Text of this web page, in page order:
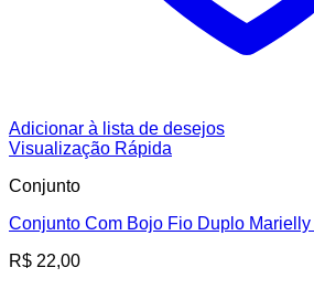
Adicionar à lista de desejos
Visualização Rápida
Conjunto
Conjunto Com Bojo Fio Duplo
R$ 22,00